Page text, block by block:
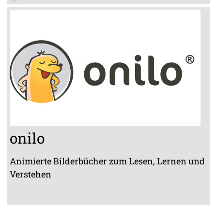
onilo
Animierte Bilderbücher zum Lesen, Lernen und
Verstehen